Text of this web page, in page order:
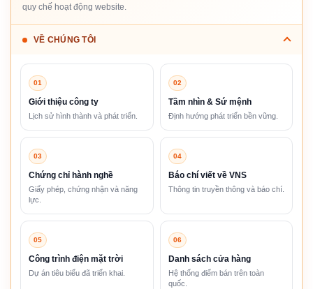
quy chế hoạt động website.
VỀ CHÚNG TÔI
01
Giới thiệu công ty
Lịch sử hình thành và phát triển.
02
Tầm nhìn & Sứ mệnh
Định hướng phát triển bền vững.
03
Chứng chỉ hành nghề
Giấy phép, chứng nhận và năng
lực.
04
Báo chí viết về VNS
Thông tin truyền thông và báo chí.
05
Công trình điện mặt trời
Dự án tiêu biểu đã triển khai.
06
Danh sách cửa hàng
Hệ thống điểm bán trên toàn
quốc.